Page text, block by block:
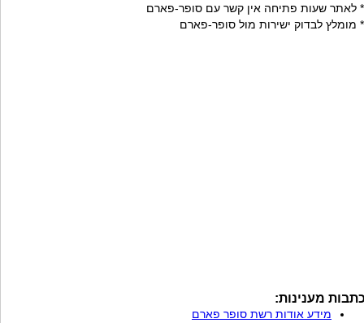
* לאתר שעות פתיחה אין קשר עם סופר-פארם
* מומלץ לבדוק ישירות מול סופר-פארם
מענינות:
מידע אודות רשת סופר פארם